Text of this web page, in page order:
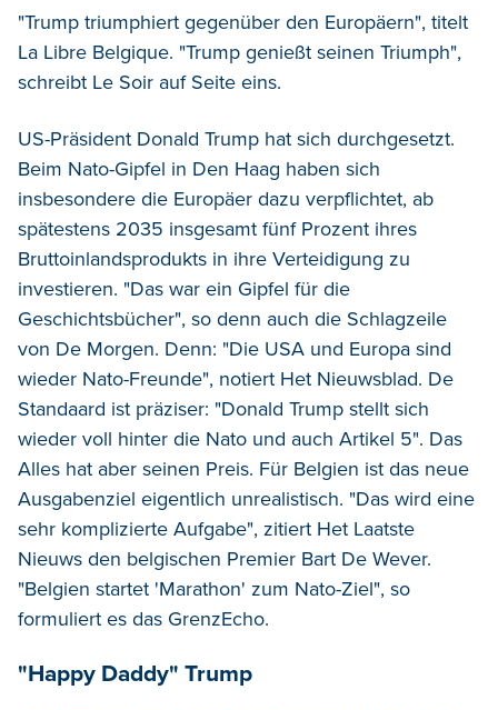
"Trump triumphiert gegenüber den Europäern", titelt
La Libre Belgique. "Trump genießt seinen Triumph",
schreibt Le Soir auf Seite eins.
US-Präsident Donald Trump hat sich durchgesetzt.
Beim Nato-Gipfel in Den Haag haben sich
insbesondere die Europäer dazu verpflichtet, ab
spätestens 2035 insgesamt fünf Prozent ihres
Bruttoinlandsprodukts in ihre Verteidigung zu
investieren. "Das war ein Gipfel für die
Geschichtsbücher", so denn auch die Schlagzeile
von De Morgen. Denn: "Die USA und Europa sind
wieder Nato-Freunde", notiert Het Nieuwsblad. De
Standaard ist präziser: "Donald Trump stellt sich
wieder voll hinter die Nato und auch Artikel 5". Das
Alles hat aber seinen Preis. Für Belgien ist das neue
Ausgabenziel eigentlich unrealistisch. "Das wird eine
sehr komplizierte Aufgabe", zitiert Het Laatste
Nieuws den belgischen Premier Bart De Wever.
"Belgien startet 'Marathon' zum Nato-Ziel", so
formuliert es das GrenzEcho.
"Happy Daddy" Trump